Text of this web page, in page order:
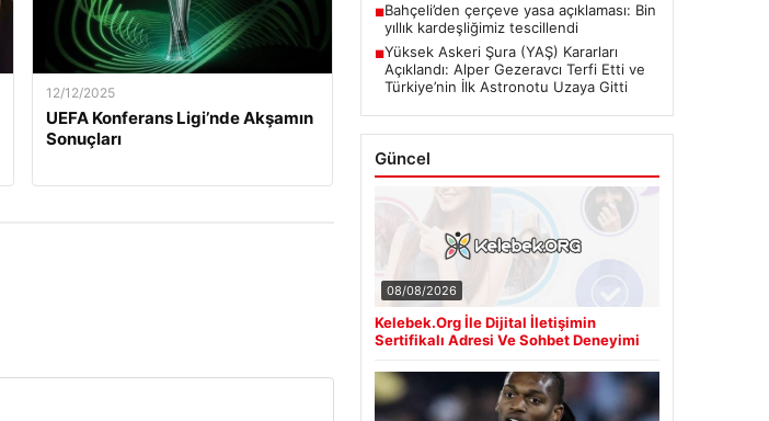
12/12/2025
UEFA Konferans Ligi’nde Akşamın
Sonuçları
■Bahçeli’den çerçeve yasa açıklaması: Bin
yıllık kardeşliğimiz tescillendi
■Yüksek Askeri Şura (YAŞ) Kararları
Açıklandı: Alper Gezeravcı Terfi Etti ve
Türkiye’nin İlk Astronotu Uzaya Gitti
Güncel
08/08/2026
Kelebek.Org İle Dijital İletişimin
Sertifikalı Adresi Ve Sohbet Deneyimi